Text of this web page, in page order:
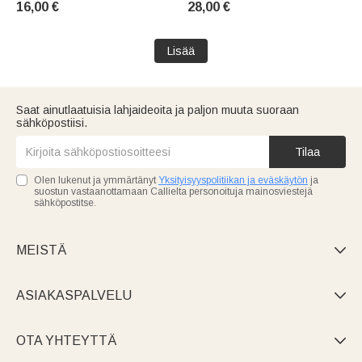
golfmaila-aiheinen
16,00 €
sairaanhoitajille,
sairaanhoitajille ja
terveydenhuollon työntekijöille
28,00 €
Lisää
Saat ainutlaatuisia lahjaideoita ja paljon muuta suoraan
sähköpostiisi.
Tilaa
Olen lukenut ja ymmärtänyt Yksityisyyspolitiikan ja eväskäytön ja
suostun vastaanottamaan Callielta personoituja mainosviestejä
sähköpostitse.
MEISTÄ 
ASIAKASPALVELU 
OTA YHTEYTTÄ 